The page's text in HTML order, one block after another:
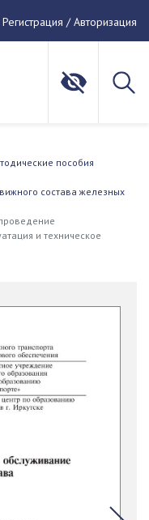
Регистрация / Авторизация
пособия
состава железных
и техническое